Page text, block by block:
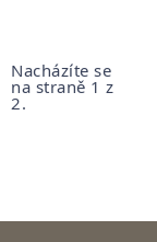
Nacházíte se
na straně 1 z
2.